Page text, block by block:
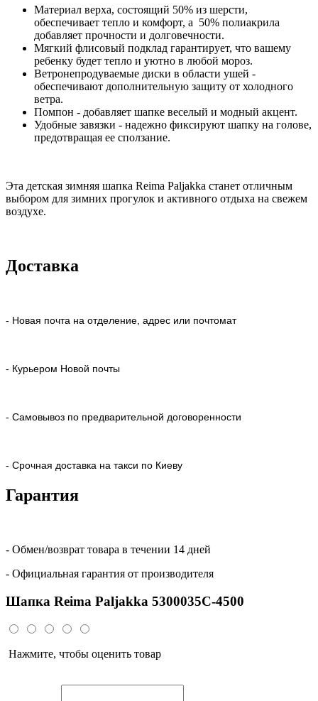
Материал верха, состоящий 50% из шерсти,
обеспечивает тепло и комфорт, а 50% полиакрила
добавляет прочности и долговечности.
Мягкий флисовый подклад гарантирует, что вашему
ребенку будет тепло и уютно в любой мороз.
Ветронепродуваемые диски в области ушей -
обеспечивают дополнительную защиту от холодного
ветра.
Помпон - добавляет шапке веселый и модный акцент.
Удобные завязки - надежно фиксируют шапку на голове,
предотвращая ее сползание.
Эта детская зимняя шапка Reima Paljakka станет отличным
выбором для зимних прогулок и активного отдыха на свежем
воздухе.
Доставка
- Новая почта на отделение, адрес или почтомат
- Курьером Новой почты
- Самовывоз по предварительной договоренности
- Срочная доставка на такси по Киеву
Гарантия
- Обмен/возврат товара в течении 14 дней
- Официальная гарантия от производителя
Шапка Reima Paljakka 5300035C-4500
Нажмите, чтобы оценить товар